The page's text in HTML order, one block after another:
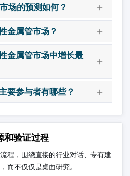
场的预测如何？
金属管市场？
金属管市场中增长最
要参与者有哪些？
和验证过程
程，围绕直接的行业对话、专有建
而不仅仅是桌面研究。